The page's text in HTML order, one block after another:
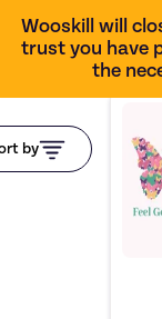
Wooskill will
trust you have
the
by